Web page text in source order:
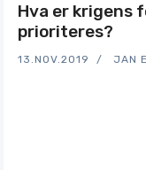
Hva er krigens
prioriteres?
13.NOV.2019 JAN